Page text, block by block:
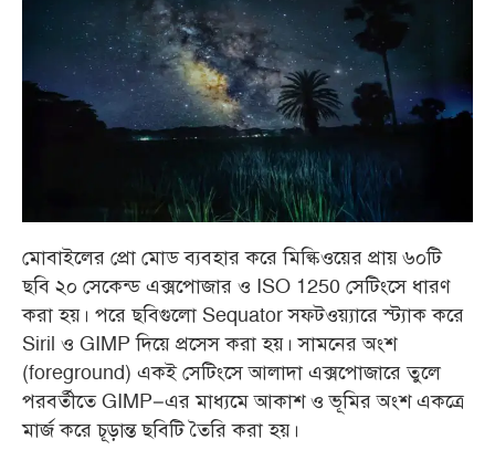
মোবাইলের প্রো মোড ব্যবহার করে মিল্কিওয়ের প্রায় ৬০টি
ছবি ২০ সেকেন্ড এক্সপোজার ও ISO 1250 সেটিংসে ধারণ
করা হয়। পরে ছবিগুলো Sequator সফটওয়্যারে স্ট্যাক করে
Siril ও GIMP দিয়ে প্রসেস করা হয়। সামনের অংশ
(foreground) একই সেটিংসে আলাদা এক্সপোজারে তুলে
পরবর্তীতে GIMP–এর মাধ্যমে আকাশ ও ভূমির অংশ একত্রে
মার্জ করে চূড়ান্ত ছবিটি তৈরি করা হয়।